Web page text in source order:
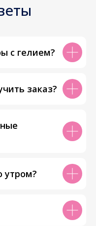
с гелием?
заказ?
утром?